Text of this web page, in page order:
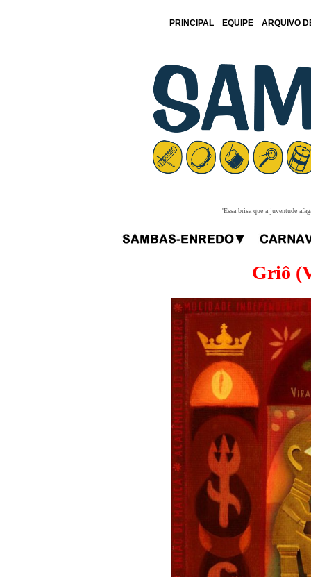
PRINCIPAL EQUIPE ARQUIVO
'Essa brisa que a juventude
Griô